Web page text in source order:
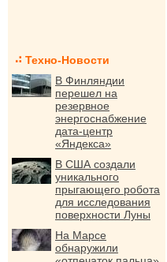
Техно-Новости
В Финляндии
перешел на
резервное
энергоснабжение
дата-центр
«Яндекса»
В США создали
уникального
прыгающего робота
для исследования
поверхности Луны
На Марсе
обнаружили